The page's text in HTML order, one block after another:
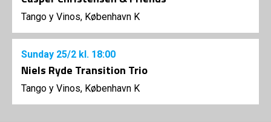
Tango y Vinos, København K
Sunday 25/2 kl. 18:00
Niels Ryde Transition Trio
Tango y Vinos, København K